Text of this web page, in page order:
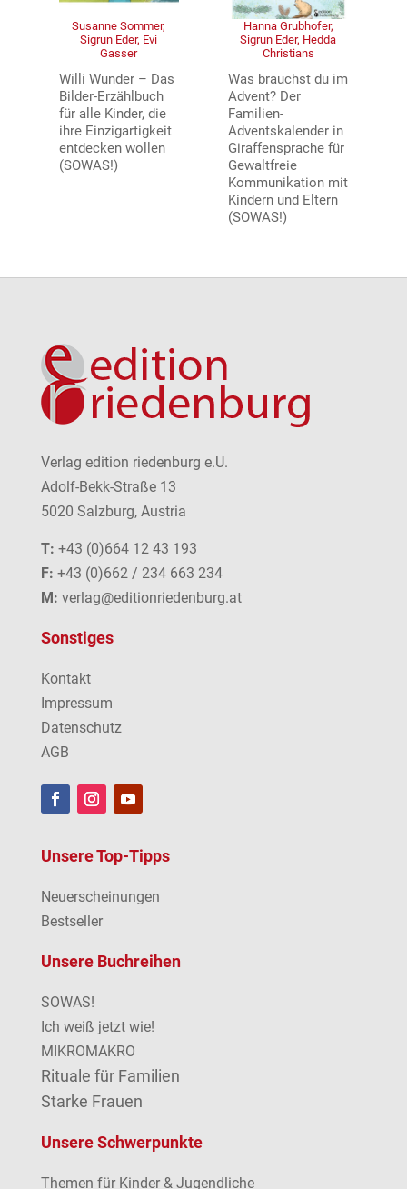
Susanne Sommer,
Sigrun Eder, Evi
Gasser
Willi Wunder – Das
Bilder-Erzählbuch
für alle Kinder, die
ihre Einzigartigkeit
entdecken wollen
(SOWAS!)
Hanna Grubhofer,
Sigrun Eder, Hedda
Christians
Was brauchst du im
Advent? Der
Familien-
Adventskalender in
Giraffensprache für
Gewaltfreie
Kommunikation mit
Kindern und Eltern
(SOWAS!)
Verlag edition riedenburg e.U.
Adolf-Bekk-Straße 13
5020 Salzburg, Austria
T: +43 (0)664 12 43 193
F: +43 (0)662 / 234 663 234
M: verlag@editionriedenburg.at
Sonstiges
Kontakt
Impressum
Datenschutz
AGB
Unsere Top-Tipps
Neuerscheinungen
Bestseller
Unsere Buchreihen
SOWAS!
Ich weiß jetzt wie!
MIKROMAKRO
Rituale für Familien
Starke Frauen
Unsere Schwerpunkte
Themen für Kinder & Jugendliche